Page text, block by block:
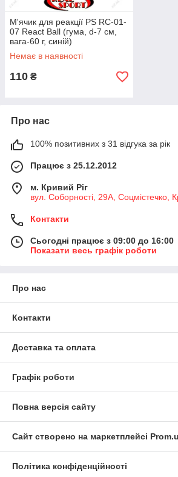
М'ячик для реакції PS RC-01-
07 React Ball (гума, d-7 см,
вага-60 г, синій)
Немає в наявності
110 ₴
Про нас
100% позитивних з 31 відгука за рік
Працює з 25.12.2012
м. Кривий Ріг
вул. Соборності, 29А, Соцмістечко,
Контакти
Сьогодні працює з 09:00 до 16:00
Показати весь графік роботи
Про нас
Контакти
Доставка та оплата
Графік роботи
Повна версія сайту
Сайт створено на маркетплейсі
Політика конфіденційності